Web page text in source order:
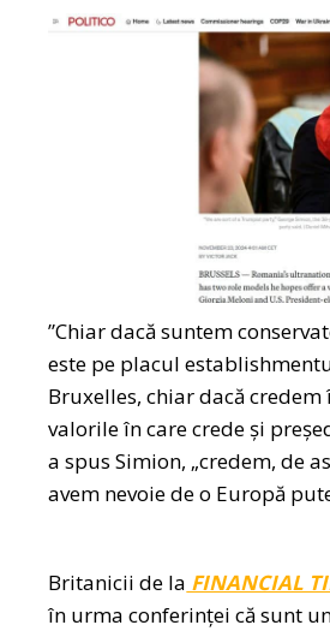
”Chiar dacă suntem
este pe placul
Bruxelles, chiar dacă
valorile în care crede și
a spus Simion, „credem, de
avem nevoie de o Europă
Britanicii de la FINANCIAL
în urma conferinței că sunt